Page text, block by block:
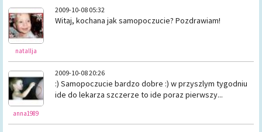
natallja
2009-10-08 05:32
Witaj, kochana jak samopoczucie? Pozdrawiam!
anna1989
2009-10-08 20:26
:) Samopoczucie bardzo dobre :) w przyszlym tygodniu
ide do lekarza szczerze to ide poraz pierwszy...